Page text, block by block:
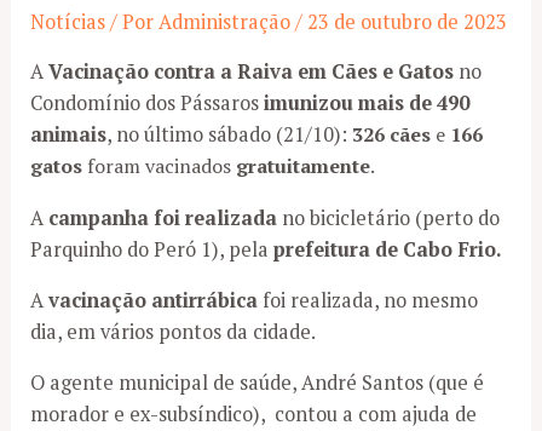
Notícias/ PorAdministração/ 23 de outubro de 2023
AVacinação contra a Raiva em Cães e Gatos no
Condomínio dos Pássarosimunizou mais de 490
animais, no último sábado (21/10): 326 cães e 166
gatos foram vacinados gratuitamente.
A campanha foi realizada no bicicletário (perto do
Parquinho do Peró 1), pelaprefeitura de Cabo Frio.
Avacinação antirrábica foi realizada, no mesmo
dia, em vários pontos da cidade.
O agente municipal de saúde, André Santos (que é
morador e ex-subsíndico), contou a com ajuda de